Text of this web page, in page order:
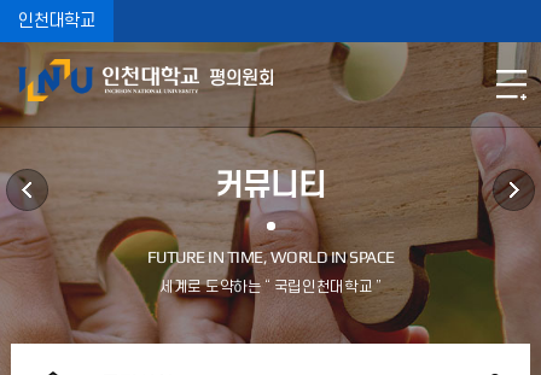
인천대학교
평의원회
커뮤니티